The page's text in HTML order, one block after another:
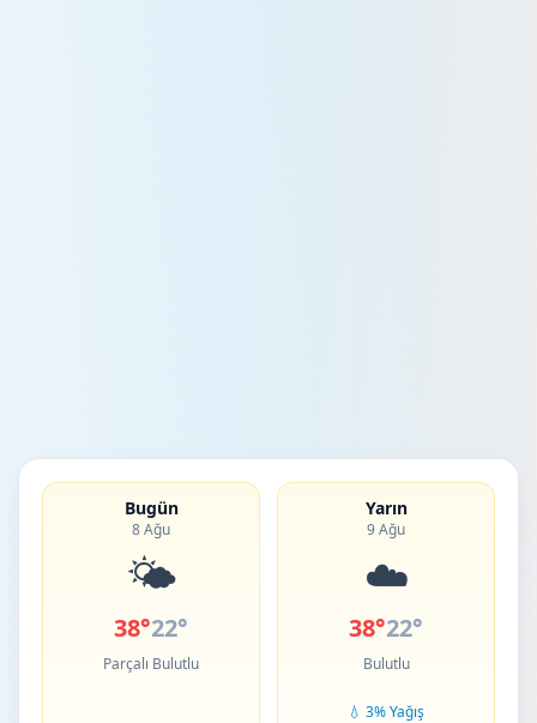
Bugün
8 Ağu
🌤️
38°22°
Parçalı Bulutlu
Yarın
9 Ağu
☁️
38°22°
Bulutlu
💧 3% Yağış